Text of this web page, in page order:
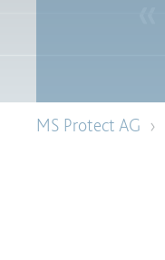
MS Protect AG ›